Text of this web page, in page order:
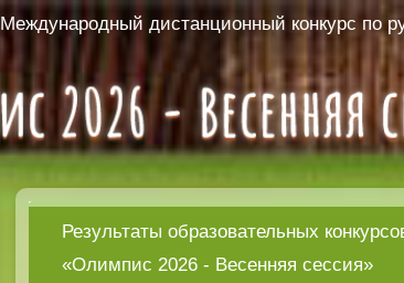
Международный дистанционный конкурс по
Результаты образовательных
«Олимпис 2026 - Весенняя сессия»